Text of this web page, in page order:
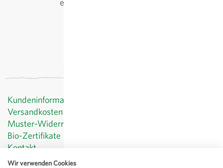
exkl.
Kundeninformationen
Versandkosten
Muster-Widerrufsformular
Bio-Zertifikate
Kontakt
Datenschutz
Wir verwenden Cookies